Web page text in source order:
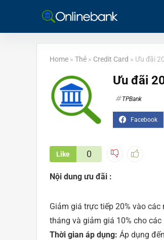
Home » Thẻ » Credit Card » Ưu đãi
Ưu đãi
TPBank
Like 0
Nội dung ưu đãi :
Giảm giá trực tiếp 20% vào các
tháng và giảm giá 10% cho
Thời gian áp dụng: Áp dụng